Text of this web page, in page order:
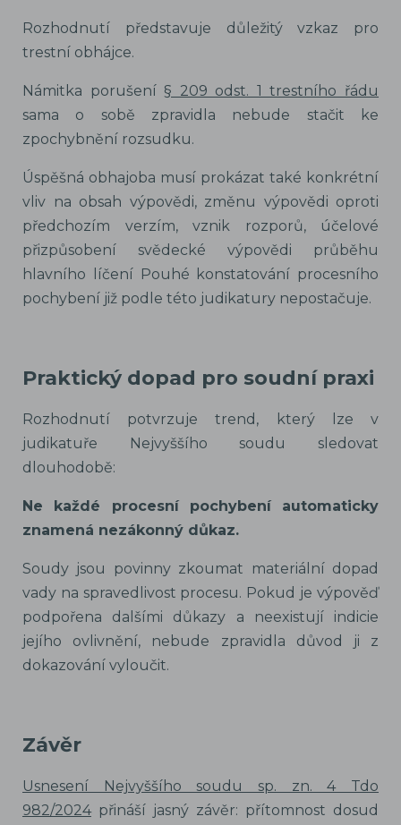
Rozhodnutí představuje důležitý vzkaz pro
trestní obhájce.
Námitka porušení § 209 odst. 1 trestního řádu
sama o sobě zpravidla nebude stačit ke
zpochybnění rozsudku.
Úspěšná obhajoba musí prokázat také konkrétní
vliv na obsah výpovědi, změnu výpovědi oproti
předchozím verzím, vznik rozporů, účelové
přizpůsobení svědecké výpovědi průběhu
hlavního líčení Pouhé konstatování procesního
pochybení již podle této judikatury nepostačuje.
Praktický dopad pro soudní praxi
Rozhodnutí potvrzuje trend, který lze v
judikatuře Nejvyššího soudu sledovat
dlouhodobě:
Ne každé procesní pochybení automaticky
znamená nezákonný důkaz.
Soudy jsou povinny zkoumat materiální dopad
vady na spravedlivost procesu. Pokud je výpověď
podpořena dalšími důkazy a neexistují indicie
jejího ovlivnění, nebude zpravidla důvod ji z
dokazování vyloučit.
Závěr
Usnesení Nejvyššího soudu sp. zn. 4 Tdo
982/2024přináší jasný závěr: přítomnost dosud